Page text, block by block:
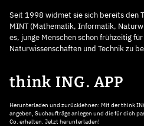
Seit 1998 widmet sie sich bereits den
MINT (Mathematik, Informatik,
es, junge Menschen schon frühzeitig
Naturwissenschaften und Technik zu
think ING. APP
Herunterladen und zurücklehnen: Mit der think
angeben, Suchaufträge anlegen und die für dich
Co. erhalten. Jetzt herunterladen!